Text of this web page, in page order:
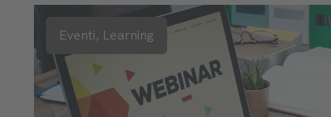
Eventi, Learning